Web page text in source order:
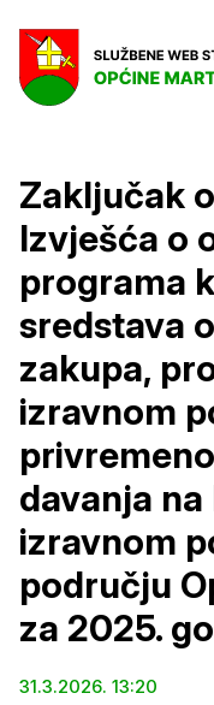
Zaključak
Izvješća o
programa
sredstava
zakupa,
izravnom
davanja
izravnom
području
za 2025.
31.3.2026. 13:20